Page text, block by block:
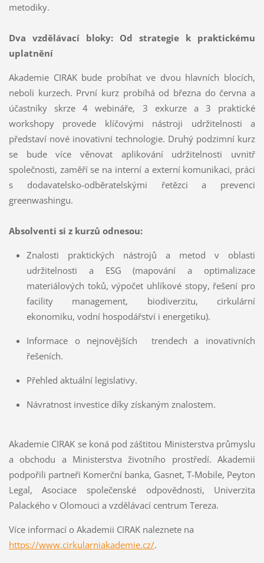
metodiky.
Dva vzdělávací bloky: Od strategie k praktickému
uplatnění
Akademie CIRAK bude probíhat ve dvou hlavních blocích,
neboli kurzech. První kurz probíhá od března do června a
účastníky skrze 4 webináře, 3 exkurze a 3 praktické
workshopy provede klíčovými nástroji udržitelnosti a
představí nové inovativní technologie. Druhý podzimní kurz
se bude více věnovat aplikování udržitelnosti uvnitř
společnosti, zaměří se na interní a externí komunikaci, práci
s dodavatelsko-odběratelskými řetězci a prevenci
greenwashingu.
Absolventi si z kurzů odnesou:
Znalosti praktických nástrojů a metod v oblasti
udržitelnosti a ESG (mapování a optimalizace
materiálových toků, výpočet uhlíkové stopy, řešení pro
facility management, biodiverzitu, cirkulární
ekonomiku, vodní hospodářství i energetiku).
Informace o nejnovějších trendech a inovativních
řešeních.
Přehled aktuální legislativy.
Návratnost investice díky získaným znalostem.
Akademie CIRAK se koná pod záštitou Ministerstva průmyslu
a obchodu a Ministerstva životního prostředí. Akademii
podpořili partneři Komerční banka, Gasnet, T-Mobile, Peyton
Legal, Asociace společenské odpovědnosti, Univerzita
Palackého v Olomouci a vzdělávací centrum Tereza.
Více informací o Akademii CIRAK naleznete na
https://www.cirkularniakademie.cz/.